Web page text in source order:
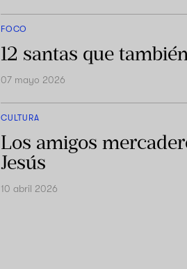
FOCO
12 santas que
07 mayo 2026
CULTURA
Los amigos
Jesús
10 abril 2026